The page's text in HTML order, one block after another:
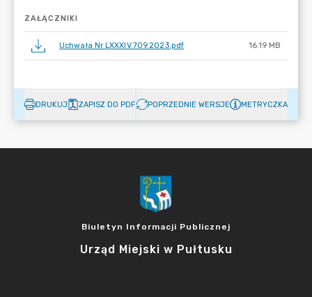
ZAŁĄCZNIKI
Uchwała Nr LXXXIV.709.2023.pdf 16.19 MB
DRUKUJ ZAPISZ DO PDF POPRZEDNIE WERSJE METRYCZKA
Biuletyn Informacji Publicznej
Urząd Miejski w Pułtusku